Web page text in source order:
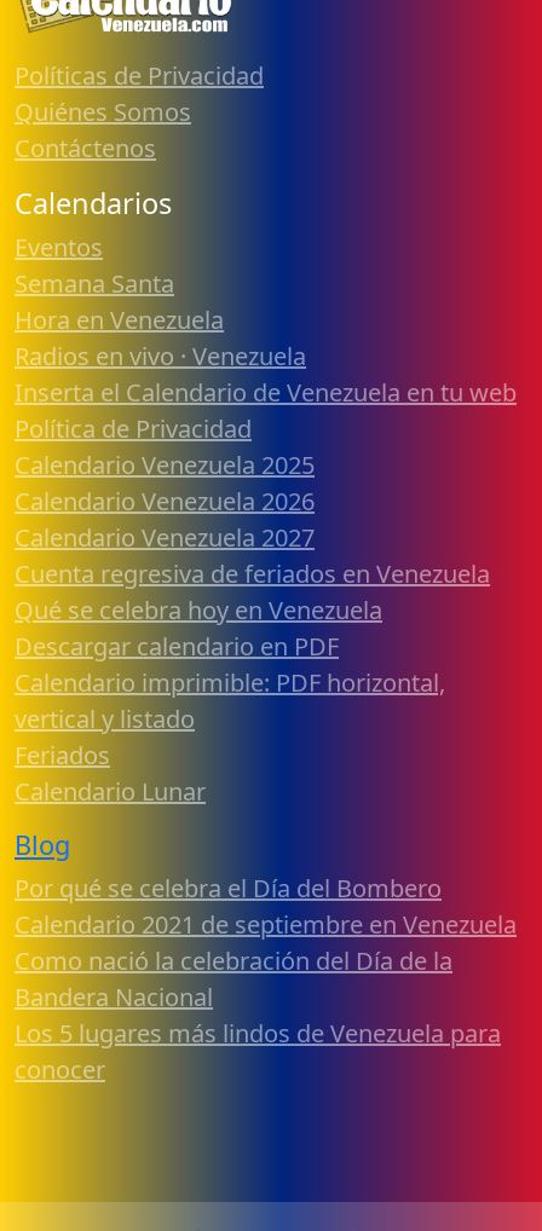
Políticas de Privacidad
Quiénes Somos
Contáctenos
Calendarios
Eventos
Semana Santa
Hora en Venezuela
Radios en vivo · Venezuela
Inserta el Calendario de Venezuela en tu web
Política de Privacidad
Calendario Venezuela 2025
Calendario Venezuela 2026
Calendario Venezuela 2027
Cuenta regresiva de feriados en Venezuela
Qué se celebra hoy en Venezuela
Descargar calendario en PDF
Calendario imprimible: PDF horizontal,
vertical y listado
Feriados
Calendario Lunar
Blog
Por qué se celebra el Día del Bombero
Calendario 2021 de septiembre en Venezuela
Como nació la celebración del Día de la
Bandera Nacional
Los 5 lugares más lindos de Venezuela para
conocer